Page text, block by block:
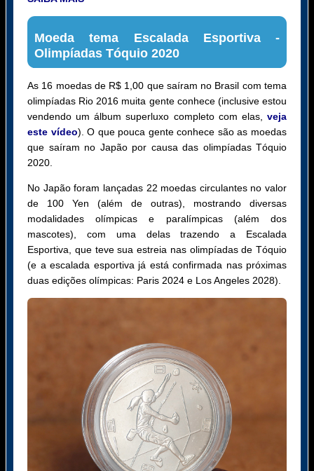
Moeda tema Escalada Esportiva -
Olimpíadas Tóquio 2020
As 16 moedas de R$ 1,00 que saíram no Brasil com tema
olimpíadas Rio 2016 muita gente conhece (inclusive estou
vendendo um álbum superluxo completo com elas, veja
este vídeo). O que pouca gente conhece são as moedas
que saíram no Japão por causa das olimpíadas Tóquio
2020.
No Japão foram lançadas 22 moedas circulantes no valor
de 100 Yen (além de outras), mostrando diversas
modalidades olímpicas e paralímpicas (além dos
mascotes), com uma delas trazendo a Escalada
Esportiva, que teve sua estreia nas olimpíadas de Tóquio
(e a escalada esportiva já está confirmada nas próximas
duas edições olímpicas: Paris 2024 e Los Angeles 2028).